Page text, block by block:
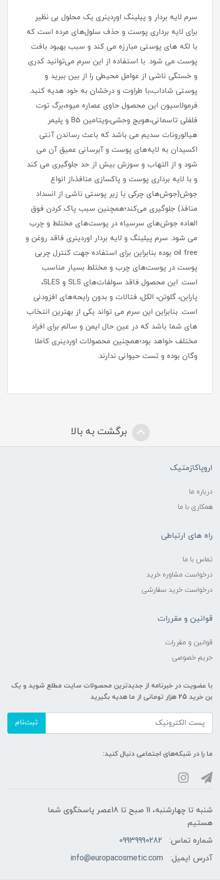
سرم لایه بردار و پیلینگ اوردینری یک محلول بی نظیر
برای لایه برداری پوست و حذف سلول‌های مرده است که
با لکه های پوستی مبارزه می کند و سبب بهبود بافت
پوست می شود. با استفاده از این سرم می‌توانید کدری
و خستگی ناشی از عوامل محیطی را از بین ببرید و
پوستی شاداب،با طراوت و درخشان به خود هدیه کنید.
فرمولاسیون این محصول حاوی عصاره میوه،برگ توت
فلفلی تاسمانی،هویج وحشی،ویتامین B5 و پلیمر
هیالورونات سدیم می باشد که باعث رساندن آنتی
اکسیدان به لایه‌های پوست و آبرسانی عمیق آن می
شود و از التهاب و سوزش بیش از حد جلوگیری می کند
و با لایه برداری پوست و پاکسازی منافذ،از انواع
جوش(جوش‌های چرکی یا زیر پوستی ناشی از انسداد
منافذ) جلوگیری می‌کند؛همچنین سبب پاک کردن فوق
العاده جوش‌های سرسیاه در پوست‌های مختلط و چرب
می شود. سرم پیلینگ و لایه بردار اوردینری فاقد روغن و
oil free بوده بنابراین برای استفاده جهت کنترل چربی
پوست در پوست‌های چرب و مختلط بسیار مناسب
است. این محصول فاقد سولفات‌های SLS و SLES،
پارابن، گلوتن، الکل، فتالات و بدون رایحه‌های افزودنی
است. بنابراین این سرم می تواند یکی از بهترین انتخاب
های شما باشد که در عین حال ایمن و سالم برای افراد
مختلف خواهد بود؛همچنین محصولات اوردینری کاملا
وگان بوده و تست حیوانی ندارند.
برگشت به بالا
اروپاکازمتیک
درباره ما
همکاری با ما
راه های ارتباطی
تماس با ما
درخواست مشاوره خرید
درخواست خرید سفارشی
قوانین و مقررات
قوانین و مقررات
حریم خصوصی
با عضویت در خبرنامه از جدیدترین محصولات سایت مطلع شوید و یک
بن خرید 25 هزار تومانی از ما هدیه بگیرید
ثبت‌نام
ما را در شبکه‌های اجتماعی دنبال کنید:
شنبه تا چهارشنبه، 11 صبح تا 18عصر پاسخگوی شما
هستیم
شماره تماس:
09939990282
آدرس ایمیل:
info@europacosmetic.com